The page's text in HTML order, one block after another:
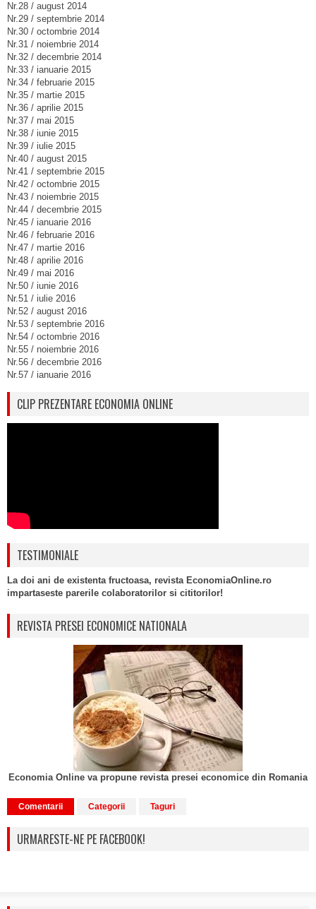
Nr.28 / august 2014
Nr.29 / septembrie 2014
Nr.30 / octombrie 2014
Nr.31 / noiembrie 2014
Nr.32 / decembrie 2014
Nr.33 / ianuarie 2015
Nr.34 / februarie 2015
Nr.35 / martie 2015
Nr.36 / aprilie 2015
Nr.37 / mai 2015
Nr.38 / iunie 2015
Nr.39 / iulie 2015
Nr.40 / august 2015
Nr.41 / septembrie 2015
Nr.42 / octombrie 2015
Nr.43 / noiembrie 2015
Nr.44 / decembrie 2015
Nr.45 / ianuarie 2016
Nr.46 / februarie 2016
Nr.47 / martie 2016
Nr.48 / aprilie 2016
Nr.49 / mai 2016
Nr.50 / iunie 2016
Nr.51 / iulie 2016
Nr.52 / august 2016
Nr.53 / septembrie 2016
Nr.54 / octombrie 2016
Nr.55 / noiembrie 2016
Nr.56 / decembrie 2016
Nr.57 / ianuarie 2016
CLIP PREZENTARE ECONOMIA ONLINE
TESTIMONIALE
La doi ani de existenta fructoasa, revista EconomiaOnline.ro
impartaseste parerile colaboratorilor si cititorilor!
REVISTA PRESEI ECONOMICE NATIONALA
Economia Online va propune revista presei economice din Romania
Comentarii Categorii Taguri
URMARESTE-NE PE FACEBOOK!